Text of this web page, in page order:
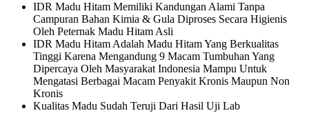
IDR Madu Hitam Memiliki Kandungan Alami Tanpa
Campuran Bahan Kimia & Gula Diproses Secara Higienis
Oleh Peternak Madu Hitam Asli
IDR Madu Hitam Adalah Madu Hitam Yang Berkualitas
Tinggi Karena Mengandung 9 Macam Tumbuhan Yang
Dipercaya Oleh Masyarakat Indonesia Mampu Untuk
Mengatasi Berbagai Macam Penyakit Kronis Maupun Non
Kronis
Kualitas Madu Sudah Teruji Dari Hasil Uji Lab